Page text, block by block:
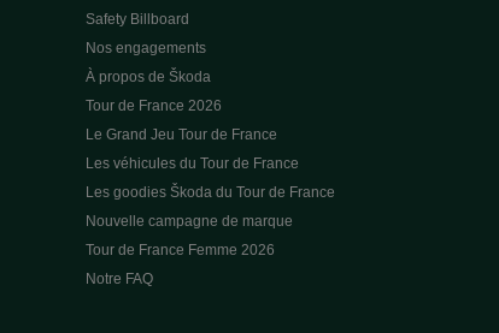
Safety Billboard
Nos engagements
À propos de Škoda
Tour de France 2026
Le Grand Jeu Tour de France
Les véhicules du Tour de France
Les goodies Škoda du Tour de France
Nouvelle campagne de marque
Tour de France Femme 2026
Notre FAQ